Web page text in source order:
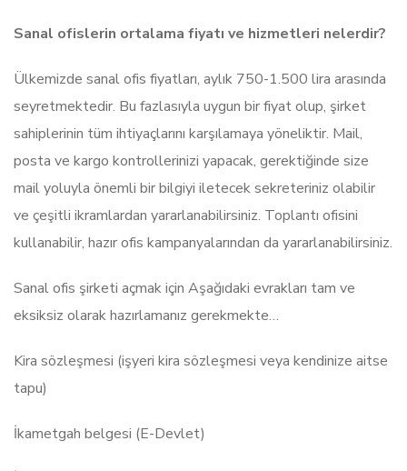
Sanal ofislerin ortalama fiyatı ve hizmetleri nelerdir?
Ülkemizde sanal ofis fiyatları, aylık 750-1.500 lira arasında
seyretmektedir. Bu fazlasıyla uygun bir fiyat olup, şirket
sahiplerinin tüm ihtiyaçlarını karşılamaya yöneliktir. Mail,
posta ve kargo kontrollerinizi yapacak, gerektiğinde size
mail yoluyla önemli bir bilgiyi iletecek sekreteriniz olabilir
ve çeşitli ikramlardan yararlanabilirsiniz. Toplantı ofisini
kullanabilir, hazır ofis kampanyalarından da yararlanabilirsiniz.
Sanal ofis şirketi açmak için Aşağıdaki evrakları tam ve
eksiksiz olarak hazırlamanız gerekmekte…
Kira sözleşmesi (işyeri kira sözleşmesi veya kendinize aitse
tapu)
İkametgah belgesi (E-Devlet)